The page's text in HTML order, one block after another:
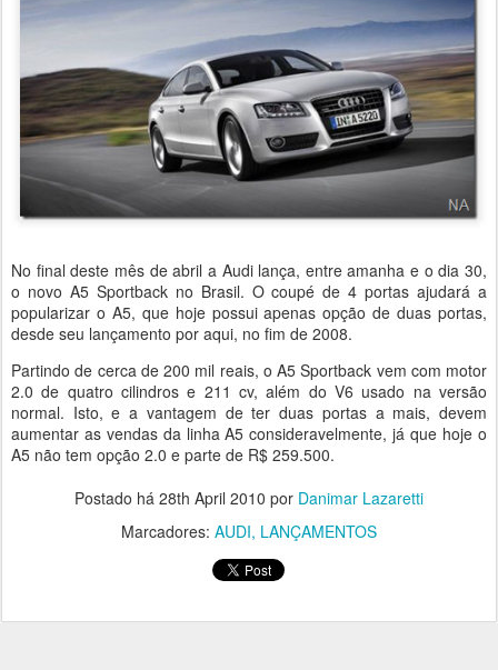
No final deste mês de abril a Audi lança, entre amanha e o dia 30,
o novo A5 Sportback no Brasil. O coupé de 4 portas ajudará a
popularizar o A5, que hoje possui apenas opção de duas portas,
desde seu lançamento por aqui, no fim de 2008.
Partindo de cerca de 200 mil reais, o A5 Sportback vem com motor
2.0 de quatro cilindros e 211 cv, além do V6 usado na versão
normal. Isto, e a vantagem de ter duas portas a mais, devem
aumentar as vendas da linha A5 consideravelmente, já que hoje o
A5 não tem opção 2.0 e parte de R$ 259.500.
Postado há 28th April 2010 por Danimar Lazaretti
Marcadores: AUDI LANÇAMENTOS